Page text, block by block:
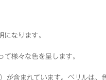
なります。
様々な色を呈します。
が含まれています。ベリルは、